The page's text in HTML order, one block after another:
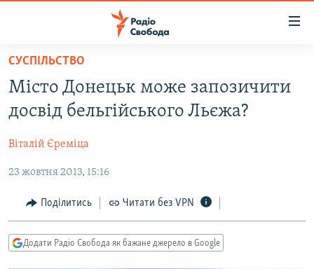
Перейти
основного
матеріалу
до
навігації
Перейти
пошуку
ВСЕ ЗА ДОБУ
ПОЛІТИКА
ЕКОНОМІКА
СУСПІЛЬСТВО
СПОРТ
ВІЙНА
РОСІЙСЬКА «ФІЛЬТРАЦІЯ»
ДОНБАС.РЕАЛІЇ
КРИМ.РЕАЛІЇ
ТИ ЯК?
СУСПІЛЬСТВО
Місто Донецьк може запозичити
досвід бельгійського Льєжа?
Віталій Єреміца
23 жовтня 2013, 15:16
Поділитись Читати без VPN
Додати Радіо Свобода як бажане джерело в Google